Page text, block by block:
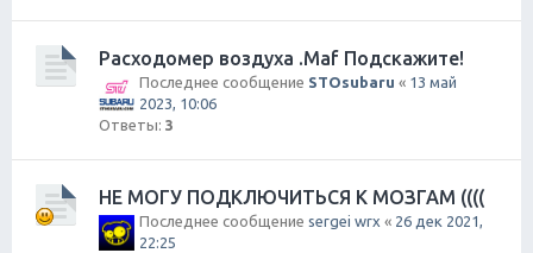
Расходомер воздуха .Maf Подскажите!
Последнее сообщение STOsubaru « 13 май
2023, 10:06
Ответы: 3
НЕ МОГУ ПОДКЛЮЧИТЬСЯ К МОЗГАМ ((((
Последнее сообщение sergei wrx « 26 дек 2021,
22:25